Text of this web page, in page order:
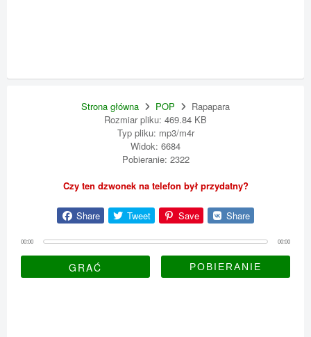
Strona główna POP
Rapapara
Rozmiar pliku: 469.84 KB
Typ pliku: mp3/m4r
Widok: 6684
Pobieranie: 2322
Czy ten dzwonek na telefon był przydatny?
Share Tweet Save Share
00:00 00:00
GRAĆ